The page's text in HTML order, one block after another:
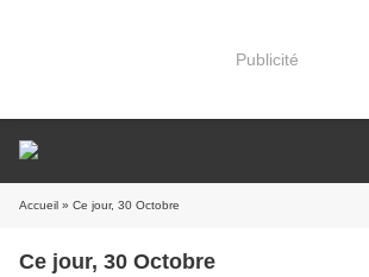
Publicité
Accueil » Ce jour, 30 Octobre
Ce jour, 30 Octobre